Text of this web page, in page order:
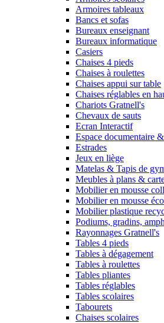
Armoires tableaux
Bancs et sofas
Bureaux enseignant
Bureaux informatique
Casiers
Chaises 4 pieds
Chaises à roulettes
Chaises appui sur table
Chaises réglables en
Chariots Gratnell's
Chevaux de sauts
Ecran Interactif
Espace documentaire
Estrades
Jeux en liège
Matelas & Tapis de
Meubles à plans &
Mobilier en mousse
Mobilier en mousse
Mobilier plastique
Podiums, gradins,
Rayonnages Gratnell's
Tables 4 pieds
Tables à dégagement
Tables à roulettes
Tables pliantes
Tables réglables
Tables scolaires
Tabourets
Chaises scolaires